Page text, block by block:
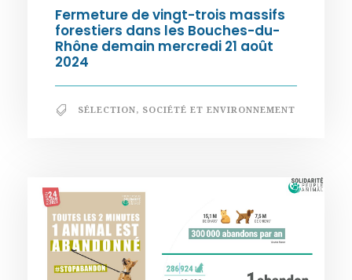
Fermeture de vingt-trois massifs
forestiers dans les Bouches-du-
Rhône demain mercredi 21 août
2024
SÉLECTION, SOCIÉTÉ ET ENVIRONNEMENT